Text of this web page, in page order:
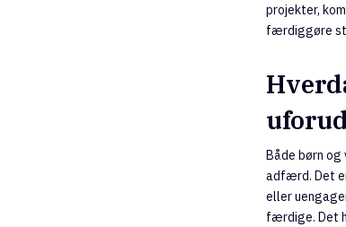
projekter,
færdiggøre
Både børn
adfærd. Det
eller
færdige. Det